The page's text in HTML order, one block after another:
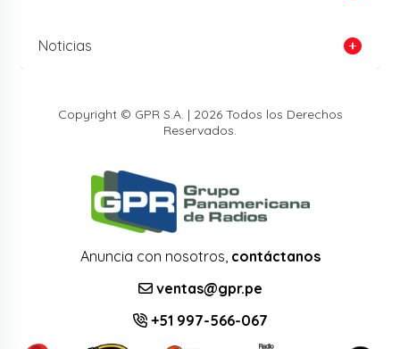
Noticias
Copyright © GPR S.A. | 2026 Todos los Derechos
Reservados.
Anuncia con nosotros, contáctanos
ventas@gpr.pe
+51 997-566-067